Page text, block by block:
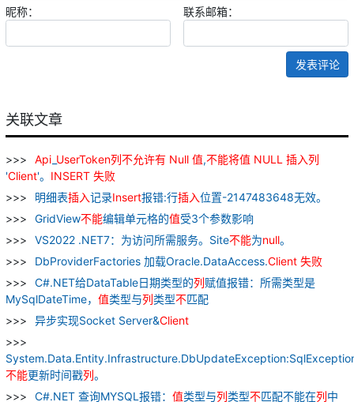
昵称： 联系邮箱：
发表评论
关联文章
Api UserToken列不允许有 Null 值,不能将值 NULL 插入列
'Client'。 INSERT 失败
明细表插入记录Insert报错:行插入位置-2147483648无效。
GridView不能编辑单元格的值受3个参数影响
VS2022 .NET7：为访问所需服务。Site不能为null。
DbProviderFactories 加载Oracle.DataAccess.Client 失败
C#.NET给DataTable日期类型的列赋值报错：所需类型是
MySqlDateTime， 值类型与列类型不匹配
异步实现Socket Server&Client
不能更新时间戳列。
C#.NET 查询MYSQL报错： 值类型与列类型不匹配不能在列中